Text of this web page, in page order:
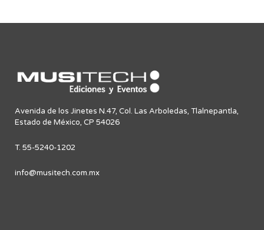
Avenida de los Jinetes N.47, Col. Las Arboledas, Tlalnepantla,
Estado de México, CP 54026
T. 55-5240-1202
info@musitech.com.mx